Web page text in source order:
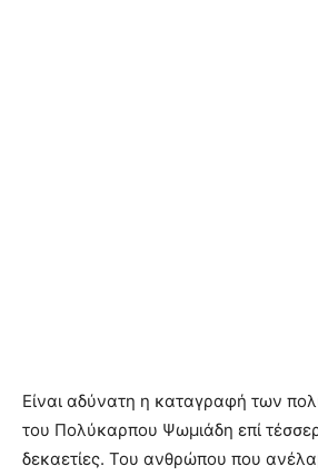
Είναι αδύνατη η καταγραφή των
του Πολύκαρπου Ψωμιάδη επί
δεκαετίες. Του ανθρώπου που